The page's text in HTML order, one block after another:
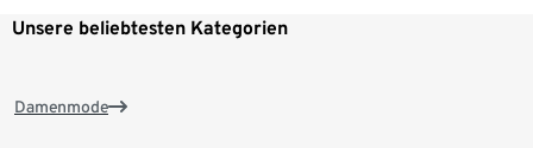
Unsere beliebtesten Kategorien
Damenmode